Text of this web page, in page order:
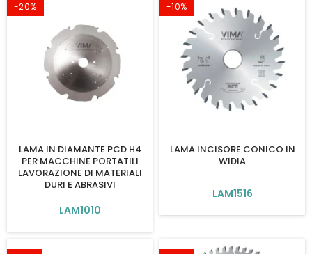
-20%
LAMA IN DIAMANTE PCD H4
PER MACCHINE PORTATILI
LAVORAZIONE DI MATERIALI
DURI E ABRASIVI
LAM1010
-10%
LAMA INCISORE CONICO IN
WIDIA
LAM1516